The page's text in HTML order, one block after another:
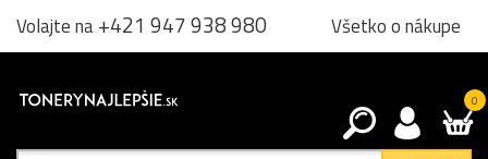
Volajte na+421 947 938 980 Všetko o nákupe
0